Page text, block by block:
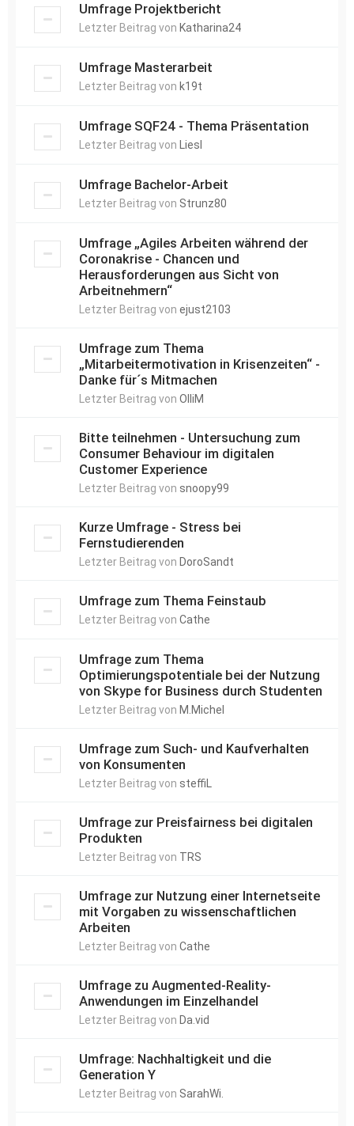
Umfrage Projektbericht
Letzter Beitrag von Katharina24
Umfrage Masterarbeit
Letzter Beitrag von k19t
Umfrage SQF24 - Thema Präsentation
Letzter Beitrag von Liesl
Umfrage Bachelor-Arbeit
Letzter Beitrag von Strunz80
Umfrage „Agiles Arbeiten während der
Coronakrise - Chancen und
Herausforderungen aus Sicht von
Arbeitnehmern“
Letzter Beitrag von ejust2103
Umfrage zum Thema
„Mitarbeitermotivation in Krisenzeiten“ -
Danke für´s Mitmachen
Letzter Beitrag von OlliM
Bitte teilnehmen - Untersuchung zum
Consumer Behaviour im digitalen
Customer Experience
Letzter Beitrag von snoopy99
Kurze Umfrage - Stress bei
Fernstudierenden
Letzter Beitrag von DoroSandt
Umfrage zum Thema Feinstaub
Letzter Beitrag von Cathe
Umfrage zum Thema
Optimierungspotentiale bei der Nutzung
von Skype for Business durch Studenten
Letzter Beitrag von M.Michel
Umfrage zum Such- und Kaufverhalten
von Konsumenten
Letzter Beitrag von steffiL
Umfrage zur Preisfairness bei digitalen
Produkten
Letzter Beitrag von TRS
Umfrage zur Nutzung einer Internetseite
mit Vorgaben zu wissenschaftlichen
Arbeiten
Letzter Beitrag von Cathe
Umfrage zu Augmented-Reality-
Anwendungen im Einzelhandel
Letzter Beitrag von Da.vid
Umfrage: Nachhaltigkeit und die
Generation Y
Letzter Beitrag von SarahWi.